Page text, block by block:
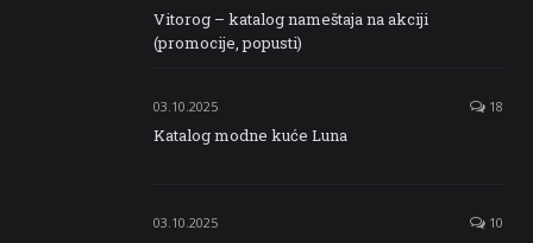
Vitorog – katalog nameštaja na akciji
(promocije, popusti)
03.10.2025 18
Katalog modne kuće Luna
03.10.2025 10